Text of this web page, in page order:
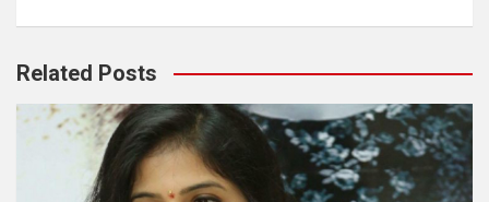
Related Posts